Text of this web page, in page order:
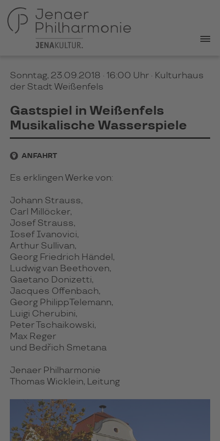
Sonntag, 23.09.2018 · 16:00 Uhr · Kulturhaus
der Stadt Weißenfels
Gastspiel in Weißenfels
Musikalische Wasserspiele
ANFAHRT
Es erklingen Werke von:
Johann Strauss,
Carl Millöcker,
Josef Strauss,
Iosef Ivanovici,
Arthur Sullivan,
Georg Friedrich Händel,
Ludwig van Beethoven,
Gaetano Donizetti,
Jacques Offenbach,
Georg PhilippTelemann,
Luigi Cherubini,
Peter Tschaikowski,
Max Reger
und Bedřich Smetana
Jenaer Philharmonie
Thomas Wicklein, Leitung